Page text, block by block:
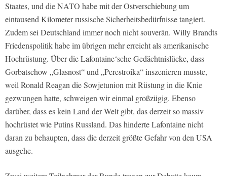
Staates, und die NATO habe mit der Ostverschiebung um
eintausend Kilometer russische Sicherheitsbedürfnisse tangiert.
Zudem sei Deutschland immer noch nicht souverän. Willy Brandts
Friedenspolitik habe im übrigen mehr erreicht als amerikanische
Hochrüstung. Über die Lafontaine‘sche Gedächtnislücke, dass
Gorbatschow „Glasnost“ und „Perestroika“ inszenieren musste,
weil Ronald Reagan die Sowjetunion mit Rüstung in die Knie
gezwungen hatte, schweigen wir einmal großzügig. Ebenso
darüber, dass es kein Land der Welt gibt, das derzeit so massiv
hochrüstet wie Putins Russland. Das hinderte Lafontaine nicht
daran zu behaupten, dass die derzeit größte Gefahr von den USA
ausgehe.